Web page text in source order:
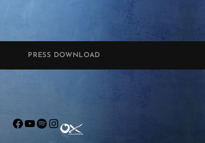
PRESS DOWNLOAD
Facebook
YouTube
Spotify
Instagram